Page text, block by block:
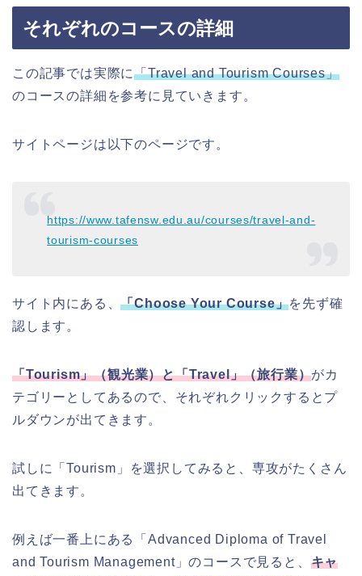
それぞれのコースの詳細
この記事では実際に「Travel and Tourism Courses」
のコースの詳細を参考に見ていきます。
サイトページは以下のページです。
https://www.tafensw.edu.au/courses/travel-and-
tourism-courses
サイト内にある、「Choose Your Course」を先ず確
認します。
「Tourism」（観光業）と「Travel」（旅行業）がカ
テゴリーとしてあるので、それぞれクリックするとプ
ルダウンが出てきます。
試しに「Tourism」を選択してみると、専攻がたくさん
出てきます。
例えば一番上にある「Advanced Diploma of Travel
and Tourism Management」のコースで見ると、 キャ